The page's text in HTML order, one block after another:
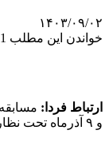
۱۴۰۳/۰۹/۰۲
خواندن این مطلب 1 دقیقه زمان میبرد
ارتباط فردا:
و ۹ آذرماه تحت نظارت دانشگاه صنعتی شریف برگزار خواهد شد.